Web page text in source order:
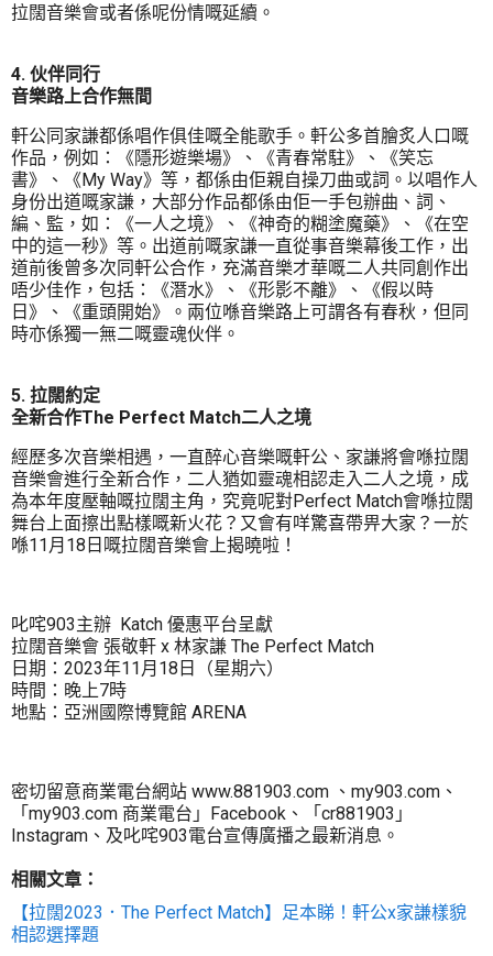
拉闊音樂會或者係呢份情嘅延續。
4. 伙伴同行
音樂路上合作無間
軒公同家謙都係唱作俱佳嘅全能歌手。軒公多首膾炙人口嘅
作品，例如：《隱形遊樂場》、《青春常駐》、《笑忘
書》、《My Way》等，都係由佢親自操刀曲或詞。以唱作人
身份出道嘅家謙，大部分作品都係由佢一手包辦曲、詞、
編、監，如：《一人之境》、《神奇的糊塗魔藥》、《在空
中的這一秒》等。出道前嘅家謙一直從事音樂幕後工作，出
道前後曾多次同軒公合作，充滿音樂才華嘅二人共同創作出
唔少佳作，包括：《潛水》、《形影不離》、《假以時
日》、《重頭開始》。兩位喺音樂路上可謂各有春秋，但同
時亦係獨一無二嘅靈魂伙伴。
5. 拉闊約定
全新合作The Perfect Match二人之境
經歷多次音樂相遇，一直醉心音樂嘅軒公、家謙將會喺拉闊
音樂會進行全新合作，二人猶如靈魂相認走入二人之境，成
為本年度壓軸嘅拉闊主角，究竟呢對Perfect Match會喺拉闊
舞台上面擦出點樣嘅新火花？又會有咩驚喜帶畀大家？一於
喺11月18日嘅拉闊音樂會上揭曉啦！
叱咤903主辦 Katch 優惠平台呈獻
拉闊音樂會 張敬軒 x 林家謙 The Perfect Match
日期：2023年11月18日（星期六）
時間：晚上7時
地點：亞洲國際博覽館 ARENA
密切留意商業電台網站 www.881903.com 、my903.com、
「my903.com 商業電台」Facebook、「cr881903」
Instagram、及叱咤903電台宣傳廣播之最新消息。
相關文章：
【拉闊2023．The Perfect Match】足本睇！軒公x家謙樣貌
相認選擇題